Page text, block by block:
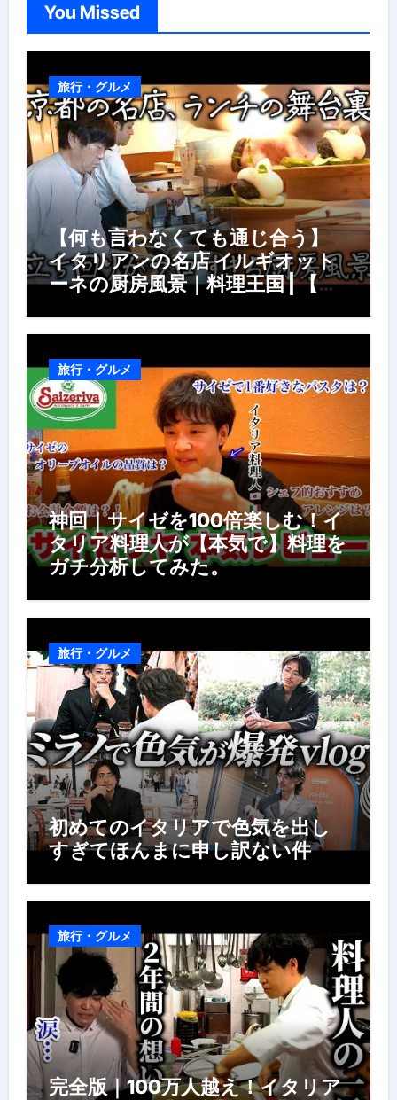
You Missed
旅行・グルメ
【何も言わなくても通じ合う】
イタリアンの名店 イルギオット
ーネの厨房風景｜料理王国 | 【厨
風景】
旅行・グルメ
神回｜サイゼを100倍楽しむ！イ
タリア料理人が【本気で】料理を
ガチ分析してみた。
旅行・グルメ
初めてのイタリアで色気を出し
すぎてほんまに申し訳ない件
旅行・グルメ
完全版｜100万人越え！イタリア